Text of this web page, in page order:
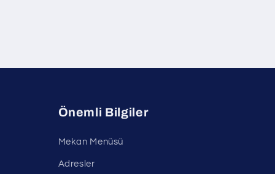
Önemli Bilgiler
Mekan Menüsü
Adresler